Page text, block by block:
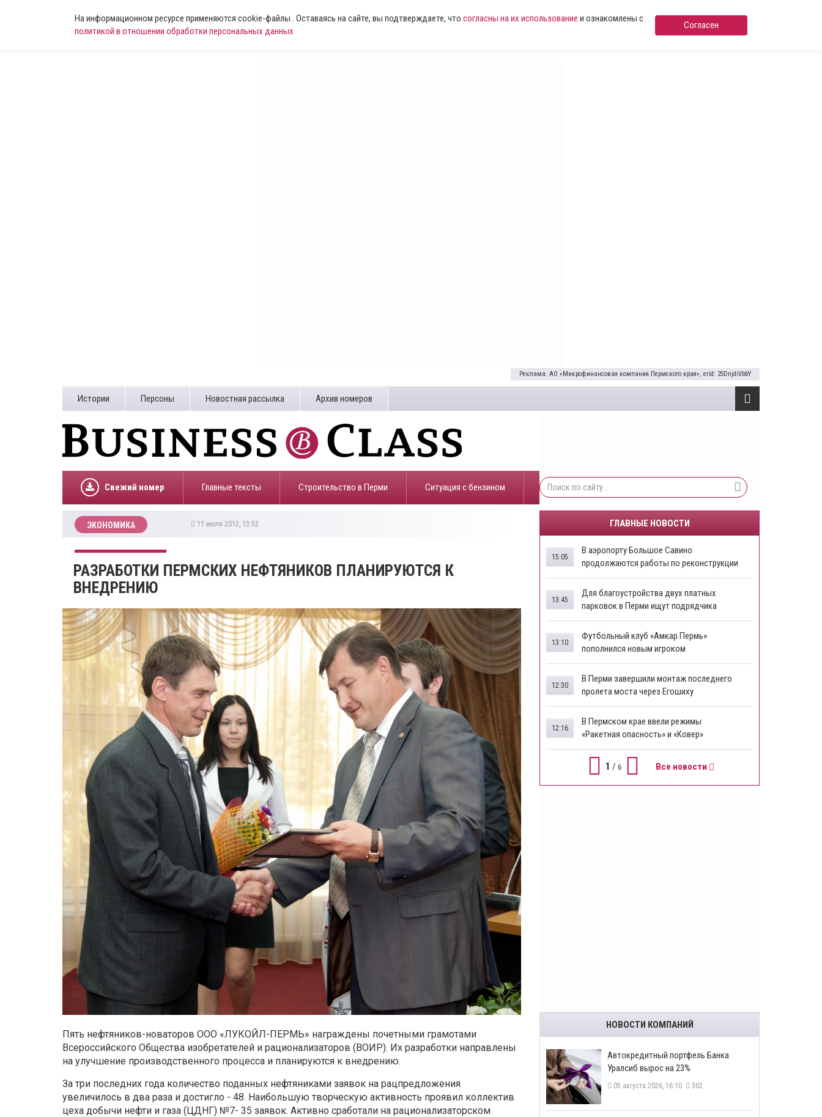
На информационном ресурсе применяются cookie-файлы . Оставаясь на сайте, вы подтверждаете, что согласны на их использование и ознакомлены с
политикой в отношении обработки персональных данных
Согласен
Реклама: АО «Микрофинансовая компания Пермского края», erid: 2SDnjdiVbbY
Истории Персоны Новостная рассылка Архив номеров
Свежий номер Главные тексты Строительство в Перми ​Ситуация с бензином
ЭКОНОМИКА 11 июля 2012, 13:52
РАЗРАБОТКИ ПЕРМСКИХ НЕФТЯНИКОВ ПЛАНИРУЮТСЯ К
ВНЕДРЕНИЮ
Пять нефтяников-новаторов ООО «ЛУКОЙЛ-ПЕРМЬ» награждены почетными грамотами
Всероссийского Общества изобретателей и рационализаторов (ВОИР). Их разработки направлены
на улучшение производственного процесса и планируются к внедрению.
За три последних года количество поданных нефтяниками заявок на рацпредложения
увеличилось в два раза и достигло - 48. Наибольшую творческую активность проявил коллектив
цеха добычи нефти и газа (ЦДНГ) №7- 35 заявок. Активно сработали на рационализаторском
ГЛАВНЫЕ НОВОСТИ
В аэропорту Большое Савино
продолжаются работы по реконструкции
15:05
Для благоустройства двух платных
парковок в Перми ищут подрядчика
13:45
Футбольный клуб «Амкар Пермь»
пополнился новым игроком
13:10
В Перми завершили монтаж последнего
пролета моста через Егошиху
12:30
В Пермском крае ввели режимы
«Ракетная опасность» и «Ковер»
12:16
1 / 6 Все новости
НОВОСТИ КОМПАНИЙ
​Автокредитный портфель Банка
Уралсиб вырос на 23%
05 августа 2026, 16:10 302